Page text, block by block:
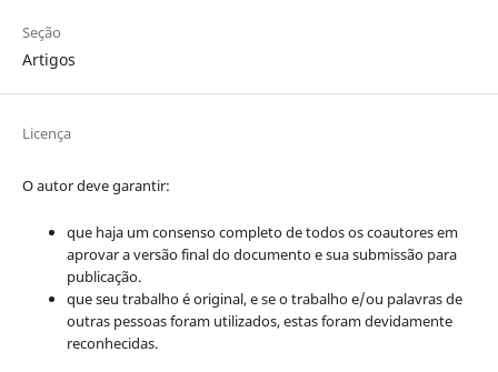
Seção
Artigos
Licença
O autor deve garantir:
que haja um consenso completo de todos os coautores em
aprovar a versão final do documento e sua submissão para
publicação.
que seu trabalho é original, e se o trabalho e/ou palavras de
outras pessoas foram utilizados, estas foram devidamente
reconhecidas.